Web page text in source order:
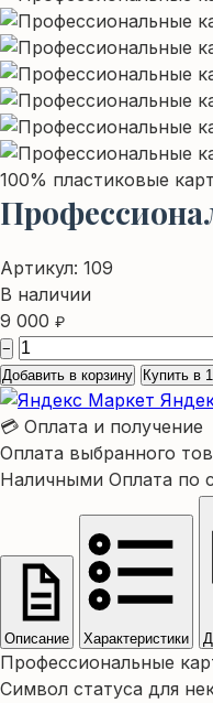
100% пластиковые
Артикул: 109
В наличии
9 000 ₽
−
Добавить в корзину
Купить в
💳 Оплата и получение
Оплата выбранного
Наличными Оплата по
Описание Характеристики
Профессиональные
Символ статуса для